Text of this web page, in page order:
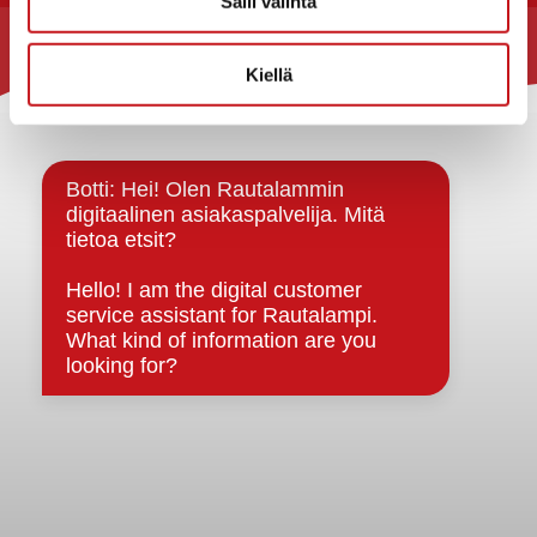
Kiellä
Yhteystiedot
Strategiat, ohjelmat, ohjeet, suunnitelmat, säännöt ja
sopimukset
Asiakirjajulkisuuskuvaus
Evästeet
Saavutettavuusseloste
Tietosuoja
Tietosuojaselosteet